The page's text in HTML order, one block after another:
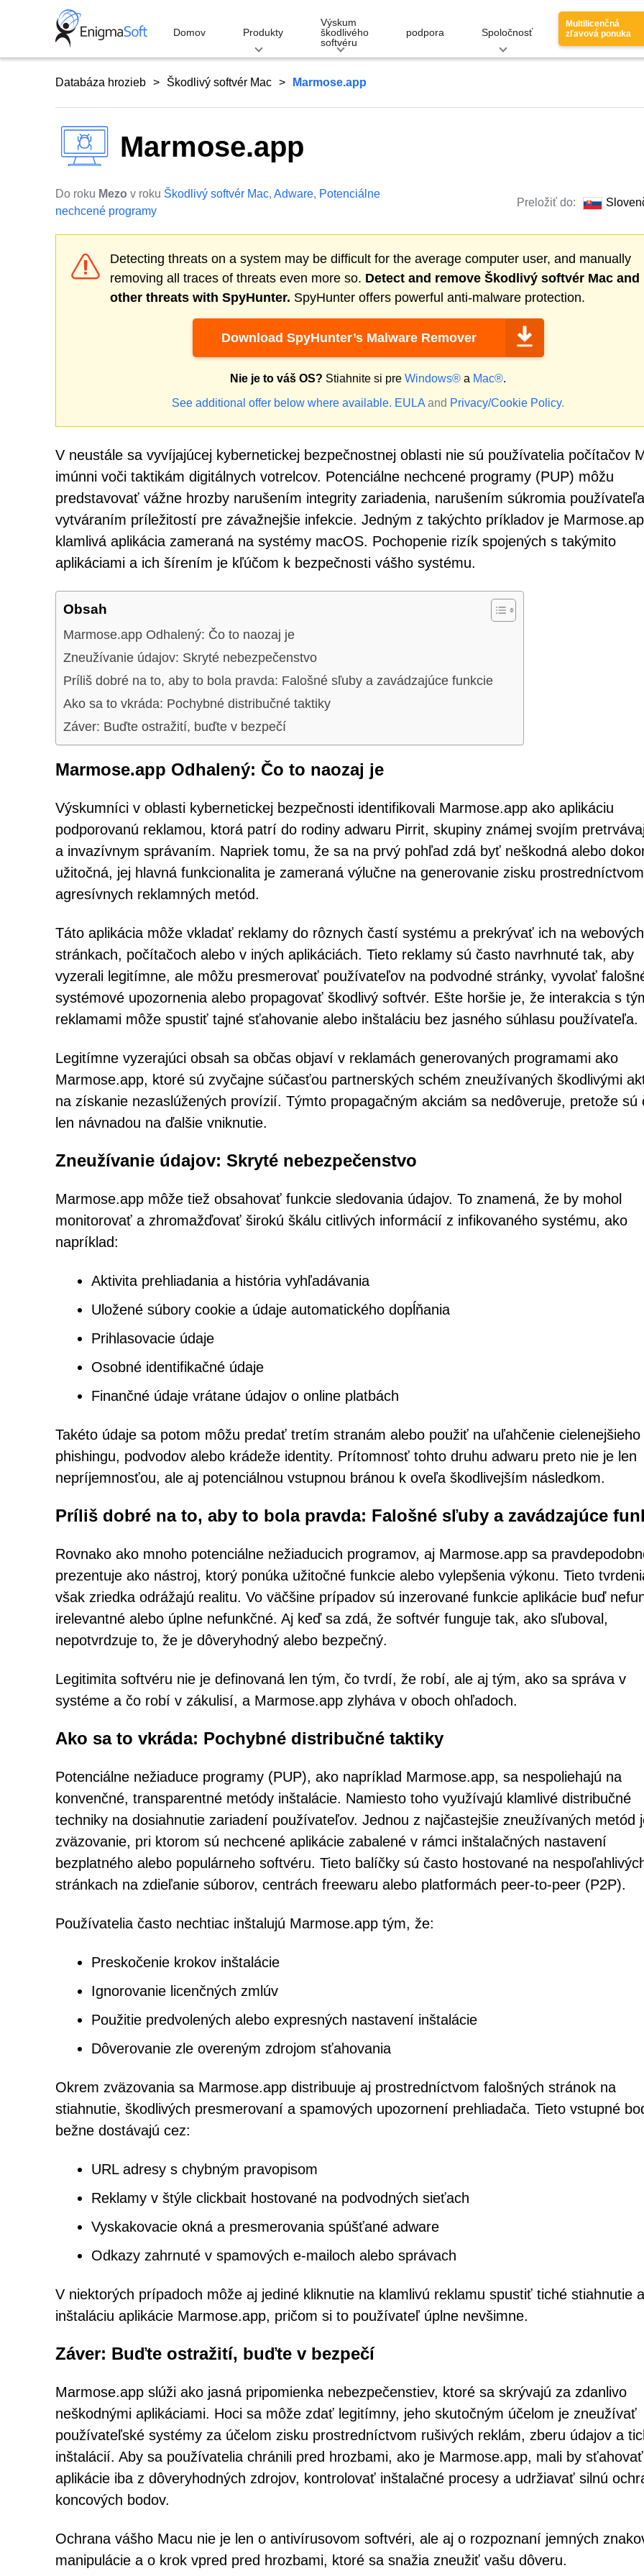
Domov Produkty
Výskum
škodlivého
softvéru
podpora Spoločnosť
Multilicenčná
zľavová ponuka
Databáza hrozieb Škodlivý softvér Mac Marmose.app
Marmose.app
Do roku Mezo v roku Škodlivý softvér Mac, Adware, Potenciálne
nechcené programy
Preložiť do:
Detecting threats on a system may be difficult for the average computer user, and manually
removing all traces of threats even more so. Detect and remove Škodlivý softvér Mac and
other threats with SpyHunter. SpyHunter offers powerful anti-malware protection.
Download SpyHunter’s Malware Remover
Nie je to váš OS? Stiahnite si pre Windows® a Mac®.
See additional offer below where available. EULA and Privacy/Cookie Policy.
V neustále sa vyvíjajúcej kybernetickej bezpečnostnej oblasti nie sú používatelia počítačov
imúnni voči taktikám digitálnych votrelcov. Potenciálne nechcené programy (PUP) môžu
predstavovať vážne hrozby narušením integrity zariadenia, narušením súkromia
vytváraním príležitostí pre závažnejšie infekcie. Jedným z takýchto príkladov je
klamlivá aplikácia zameraná na systémy macOS. Pochopenie rizík spojených s takýmito
aplikáciami a ich šírením je kľúčom k bezpečnosti vášho systému.
Obsah
Marmose.app Odhalený: Čo to naozaj je
Zneužívanie údajov: Skryté nebezpečenstvo
Príliš dobré na to, aby to bola pravda: Falošné sľuby a zavádzajúce funkcie
Ako sa to vkráda: Pochybné distribučné taktiky
Záver: Buďte ostražití, buďte v bezpečí
Marmose.app Odhalený: Čo to naozaj je
Výskumníci v oblasti kybernetickej bezpečnosti identifikovali Marmose.app ako aplikáciu
podporovanú reklamou, ktorá patrí do rodiny adwaru Pirrit, skupiny známej svojím
a invazívnym správaním. Napriek tomu, že sa na prvý pohľad zdá byť neškodná alebo
užitočná, jej hlavná funkcionalita je zameraná výlučne na generovanie zisku prostredníctvom
agresívnych reklamných metód.
Táto aplikácia môže vkladať reklamy do rôznych častí systému a prekrývať ich na webových
stránkach, počítačoch alebo v iných aplikáciách. Tieto reklamy sú často navrhnuté tak, aby
vyzerali legitímne, ale môžu presmerovať používateľov na podvodné stránky, vyvolať
systémové upozornenia alebo propagovať škodlivý softvér. Ešte horšie je, že interakcia s
reklamami môže spustiť tajné sťahovanie alebo inštaláciu bez jasného súhlasu používateľa.
Legitímne vyzerajúci obsah sa občas objaví v reklamách generovaných programami ako
Marmose.app, ktoré sú zvyčajne súčasťou partnerských schém zneužívaných škodlivými
na získanie nezaslúžených provízií. Týmto propagačným akciám sa nedôveruje, pretože sú
len návnadou na ďalšie vniknutie.
Zneužívanie údajov: Skryté nebezpečenstvo
Marmose.app môže tiež obsahovať funkcie sledovania údajov. To znamená, že by mohol
monitorovať a zhromažďovať širokú škálu citlivých informácií z infikovaného systému, ako
napríklad:
Aktivita prehliadania a história vyhľadávania
Uložené súbory cookie a údaje automatického dopĺňania
Prihlasovacie údaje
Osobné identifikačné údaje
Finančné údaje vrátane údajov o online platbách
Takéto údaje sa potom môžu predať tretím stranám alebo použiť na uľahčenie cielenejšieho
phishingu, podvodov alebo krádeže identity. Prítomnosť tohto druhu adwaru preto nie je len
nepríjemnosťou, ale aj potenciálnou vstupnou bránou k oveľa škodlivejším následkom.
Príliš dobré na to, aby to bola pravda: Falošné sľuby a zavádzajúce
Rovnako ako mnoho potenciálne nežiaducich programov, aj Marmose.app sa
prezentuje ako nástroj, ktorý ponúka užitočné funkcie alebo vylepšenia výkonu. Tieto
však zriedka odrážajú realitu. Vo väčšine prípadov sú inzerované funkcie aplikácie buď
irelevantné alebo úplne nefunkčné. Aj keď sa zdá, že softvér funguje tak, ako sľuboval,
nepotvrdzuje to, že je dôveryhodný alebo bezpečný.
Legitimita softvéru nie je definovaná len tým, čo tvrdí, že robí, ale aj tým, ako sa správa v
systéme a čo robí v zákulisí, a Marmose.app zlyháva v oboch ohľadoch.
Ako sa to vkráda: Pochybné distribučné taktiky
Potenciálne nežiaduce programy (PUP), ako napríklad Marmose.app, sa nespoliehajú na
konvenčné, transparentné metódy inštalácie. Namiesto toho využívajú klamlivé distribučné
techniky na dosiahnutie zariadení používateľov. Jednou z najčastejšie zneužívaných metód
zväzovanie, pri ktorom sú nechcené aplikácie zabalené v rámci inštalačných nastavení
bezplatného alebo populárneho softvéru. Tieto balíčky sú často hostované na
stránkach na zdieľanie súborov, centrách freewaru alebo platformách peer-to-peer (P2P).
Používatelia často nechtiac inštalujú Marmose.app tým, že:
Preskočenie krokov inštalácie
Ignorovanie licenčných zmlúv
Použitie predvolených alebo expresných nastavení inštalácie
Dôverovanie zle overeným zdrojom sťahovania
Okrem zväzovania sa Marmose.app distribuuje aj prostredníctvom falošných stránok na
stiahnutie, škodlivých presmerovaní a spamových upozornení prehliadača. Tieto vstupné
bežne dostávajú cez:
URL adresy s chybným pravopisom
Reklamy v štýle clickbait hostované na podvodných sieťach
Vyskakovacie okná a presmerovania spúšťané adware
Odkazy zahrnuté v spamových e-mailoch alebo správach
V niektorých prípadoch môže aj jediné kliknutie na klamlivú reklamu spustiť tiché stiahnutie a
inštaláciu aplikácie Marmose.app, pričom si to používateľ úplne nevšimne.
Záver: Buďte ostražití, buďte v bezpečí
Marmose.app slúži ako jasná pripomienka nebezpečenstiev, ktoré sa skrývajú za zdanlivo
neškodnými aplikáciami. Hoci sa môže zdať legitímny, jeho skutočným účelom je zneužívať
používateľské systémy za účelom zisku prostredníctvom rušivých reklám, zberu údajov a
inštalácií. Aby sa používatelia chránili pred hrozbami, ako je Marmose.app, mali by sťahovať
aplikácie iba z dôveryhodných zdrojov, kontrolovať inštalačné procesy a udržiavať silnú
koncových bodov.
Ochrana vášho Macu nie je len o antivírusovom softvéri, ale aj o rozpoznaní jemných
manipulácie a o krok vpred pred hrozbami, ktoré sa snažia zneužiť vašu dôveru.